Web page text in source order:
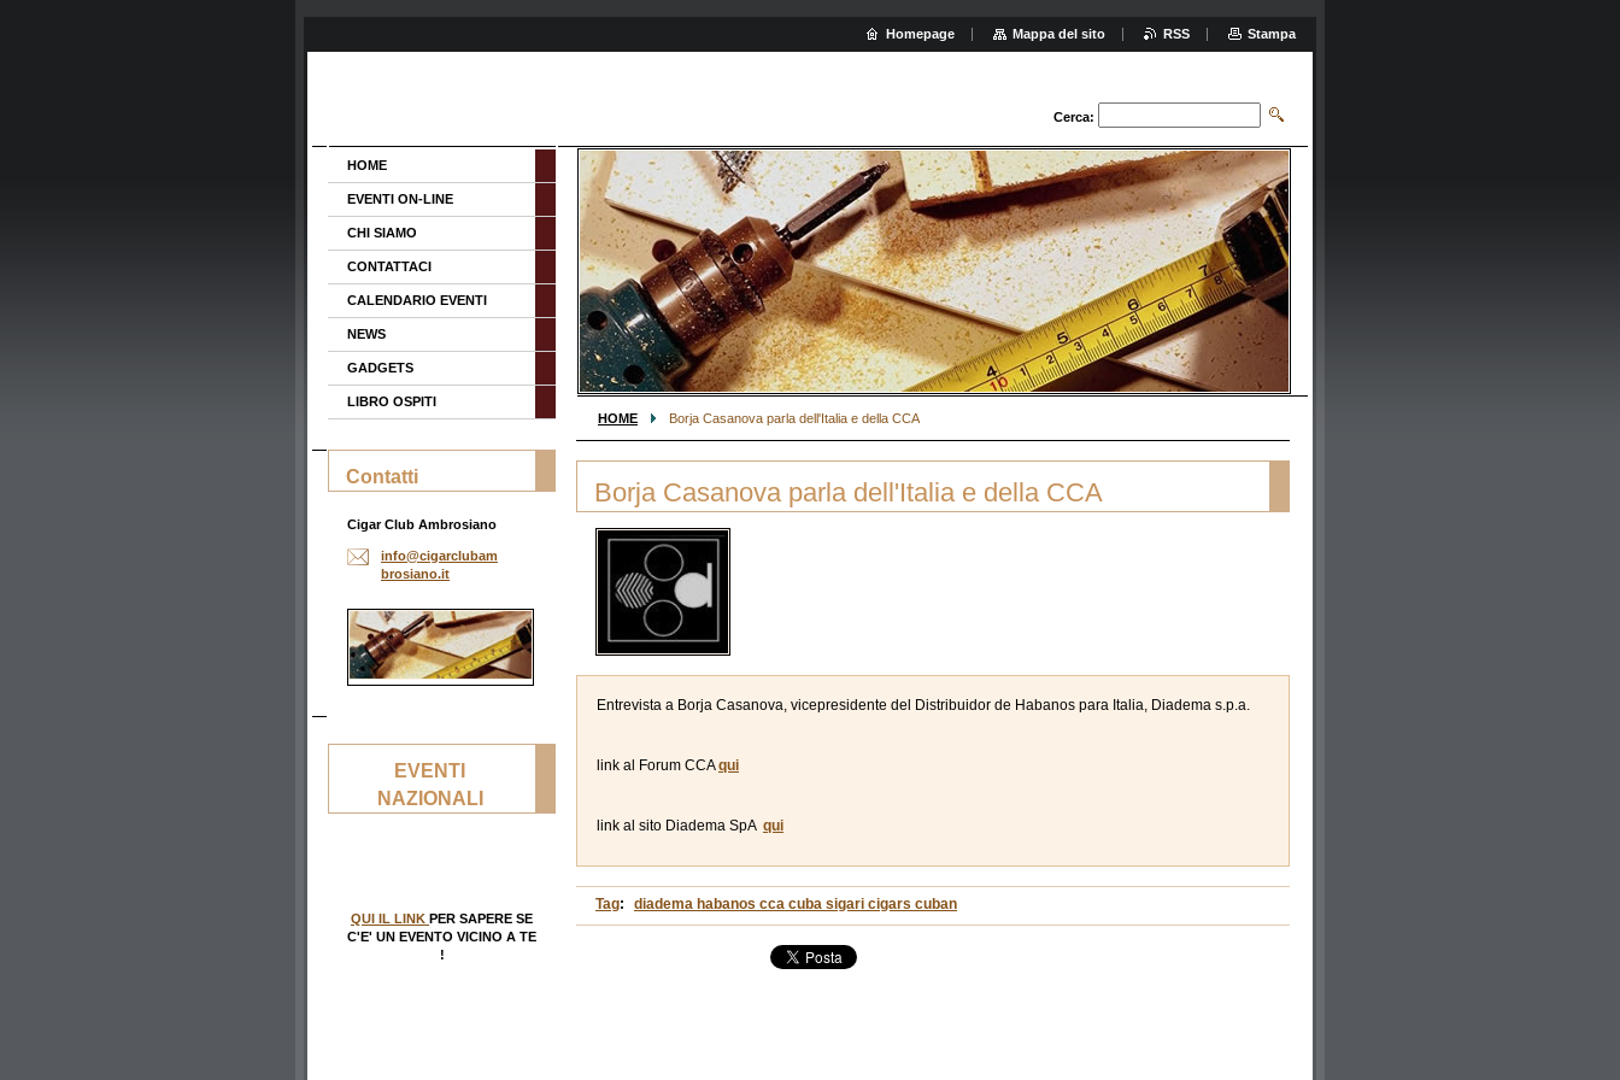
Cerca:
HOME Borja Casanova parla dell'Italia e della CCA
Borja Casanova parla dell'Italia e della CCA
Entrevista a Borja Casanova, vicepresidente del Distribuidor de Habanos para Italia, Diadema s.p.a.
link al Forum CCAqui
link al sito Diadema SpA qui
Tag: diadema habanos cca cuba sigari cigars cuban
HOME
EVENTI ON-LINE
CHI SIAMO
CONTATTACI
CALENDARIO EVENTI
NEWS
GADGETS
LIBRO OSPITI
Contatti
Cigar Club Ambrosiano
info@cigarclubam
brosiano.it
EVENTI
NAZIONALI
QUI IL LINK PER SAPERE SE
C'E' UN EVENTO VICINO A TE
!
Homepage Mappa del sito RSS Stampa